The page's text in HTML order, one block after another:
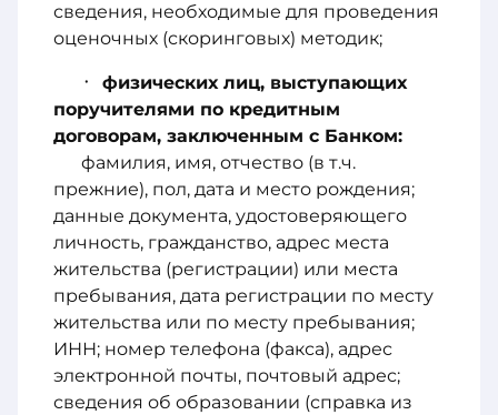
сведения, необходимые для проведения
оценочных (скоринговых) методик;
физических лиц, выступающих
поручителями по кредитным
договорам, заключенным с Банком:
фамилия, имя, отчество (в т.ч.
прежние), пол, дата и место рождения;
данные документа, удостоверяющего
личность, гражданство, адрес места
жительства (регистрации) или места
пребывания, дата регистрации по месту
жительства или по месту пребывания;
ИНН; номер телефона (факса), адрес
электронной почты, почтовый адрес;
сведения об образовании (справка из